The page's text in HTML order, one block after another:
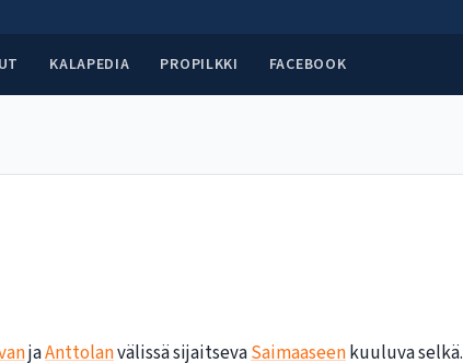
KALAPEDIA PROPILKKI FACEBOOK
jaAnttolanvälissä sijaitsevaSaimaaseenkuuluva selkä.